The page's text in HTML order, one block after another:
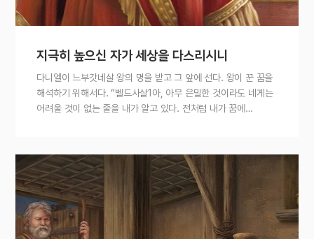
지극히 높으신 자가 세상을 다스리시니
다니엘이 느부갓네살 왕의 명을 받고 그 앞에 선다. 왕이 꾼 꿈을
해석하기 위해서다. “벨드사살1아, 아무 은밀한 것이라도 네게는
어려울 것이 없는 줄을 내가 알고 있다. 전처럼 내가 꿈에…